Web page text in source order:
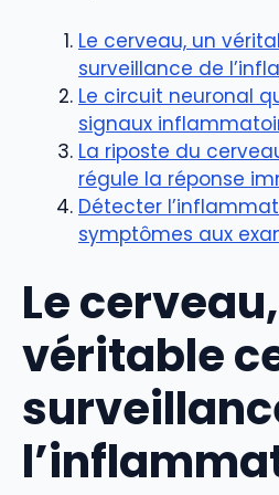
Le cerveau, un
surveillance de
Le circuit neuronal
signaux
La riposte du
régule la réponse
Détecter
symptômes aux
Le
véritable